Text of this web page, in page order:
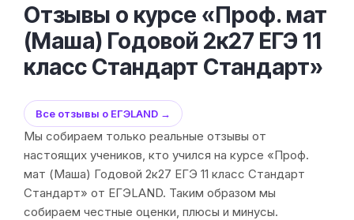
Отзывы о курсе «Проф. мат
(Маша) Годовой 2к27 ЕГЭ 11
класс Стандарт Стандарт»
Все отзывы о ЕГЭLAND →
Мы собираем только реальные отзывы от
настоящих учеников, кто учился на курсе «Проф.
мат (Маша) Годовой 2к27 ЕГЭ 11 класс Стандарт
Стандарт» от ЕГЭLAND. Таким образом мы
собираем честные оценки, плюсы и минусы.